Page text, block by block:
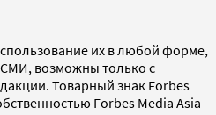
их в любой форме,
СМИ, возможны только с
Товарный знак Forbes
Forbes Media Asia